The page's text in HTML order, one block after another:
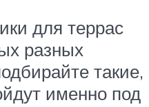
для террас
разных
такие,
именно под